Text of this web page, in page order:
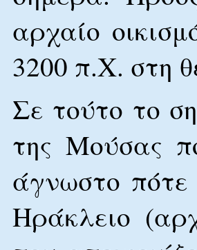
αρχαίο
3200 π.Χ. στη
Σε τούτο το
της Μούσας
άγνωστο
Ηράκλειο